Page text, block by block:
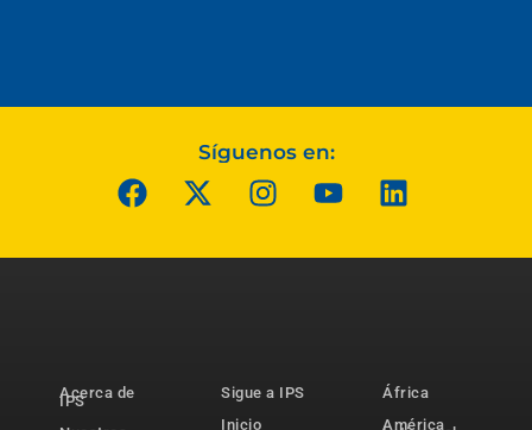
Síguenos en:
Acerca de
IPS
Sigue a IPS
Inicio
África
América